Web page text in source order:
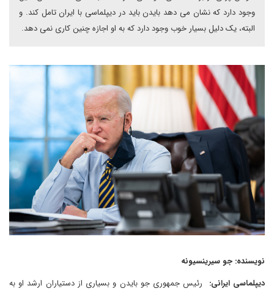
وجود دارد که نشان می دهد بایدن باید در دیپلماسی با ایران تامل کند. و
البته، یک دلیل بسیار خوب وجود دارد که به او اجازه چنین کاری نمی دهد.
نویسنده: جو سیرینسیونه
دیپلماسی ایرانی:
رئیس جمهوری جو بایدن و بسیاری از دستیاران ارشد او به